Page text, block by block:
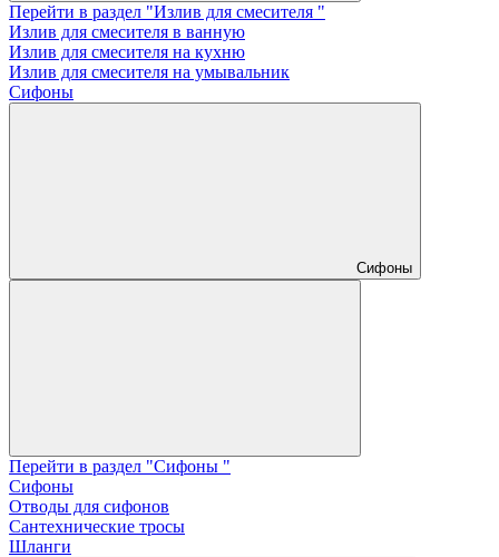
Перейти в раздел "Излив для смесителя "
Излив для смесителя в ванную
Излив для смесителя на кухню
Излив для смесителя на умывальник
Сифоны
Сифоны
Перейти в раздел "Сифоны "
Сифоны
Отводы для сифонов
Сантехнические тросы
Шланги